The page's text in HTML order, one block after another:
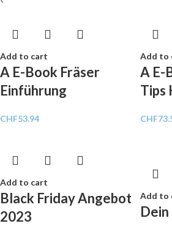
Add to cart
A E-Book Fräser
Einführung
CHF53.94
Add to
A E-
Tips
CHF
Add to cart
Black Friday Angebot
2023
Add to